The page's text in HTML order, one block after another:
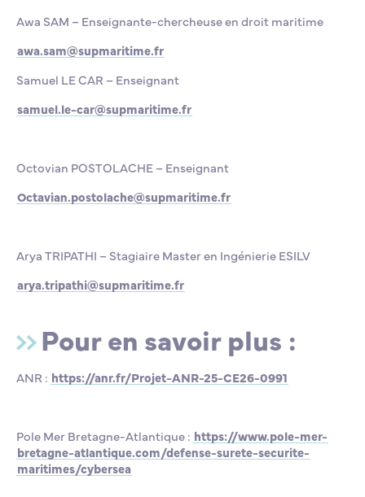
Awa SAM – Enseignante-chercheuse en droit maritime
awa.sam@supmaritime.fr
Samuel LE CAR – Enseignant
samuel.le-car@supmaritime.fr
Octovian POSTOLACHE – Enseignant
Octavian.postolache@supmaritime.fr
Arya TRIPATHI – Stagiaire Master en Ingénierie ESILV
arya.tripathi@supmaritime.fr
Pour en savoir plus :
ANR : https://anr.fr/Projet-ANR-25-CE26-0991
Pole Mer Bretagne-Atlantique : https://www.pole-mer-
bretagne-atlantique.com/defense-surete-securite-
maritimes/cybersea